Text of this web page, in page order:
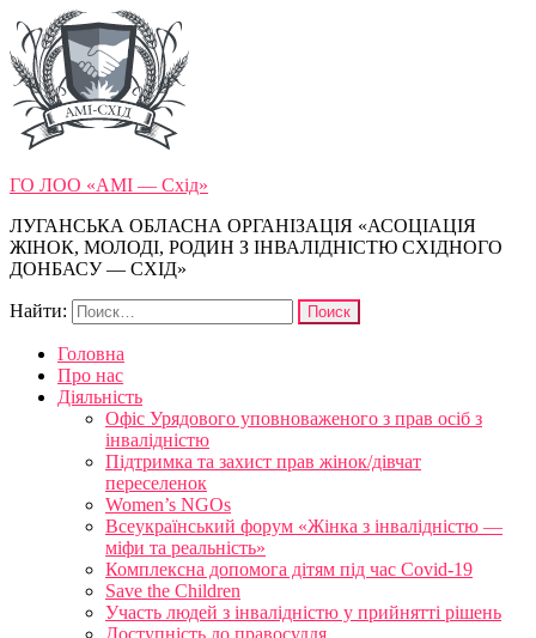
ГО ЛОО «АМІ — Схід»
ЛУГАНСЬКА ОБЛАСНА ОРГАНІЗАЦІЯ «АСОЦІАЦІЯ
ЖІНОК, МОЛОДІ, РОДИН З ІНВАЛІДНІСТЮ СХІДНОГО
ДОНБАСУ — СХІД»
Найти:
Головна
Про нас
Діяльність
Офіс Урядового уповноваженого з прав осіб з
інвалідністю
Підтримка та захист прав жінок/дівчат
переселенок
Women’s NGOs
Всеукраїнський форум «Жінка з інвалідністю —
міфи та реальність»
Комплексна допомога дітям під час Covid-19
Save the Children
Участь людей з інвалідністю у прийнятті рішень